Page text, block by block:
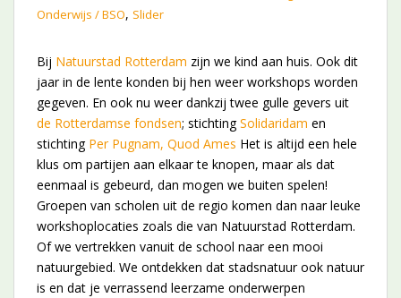
Onderwijs / BSO, Slider
Bij Natuurstad Rotterdam zijn we kind aan huis. Ook dit
jaar in de lente konden bij hen weer workshops worden
gegeven. En ook nu weer dankzij twee gulle gevers uit
de Rotterdamse fondsen; stichtingSolidaridam en
stichting Per Pugnam, Quod Ames Het is altijd een hele
klus om partijen aan elkaar te knopen, maar als dat
eenmaal is gebeurd, dan mogen we buiten spelen!
Groepen van scholen uit de regio komen dan naar leuke
workshoplocaties zoals die van Natuurstad Rotterdam.
Of we vertrekken vanuit de school naar een mooi
natuurgebied. We ontdekken dat stadsnatuur ook natuur
is en dat je verrassend leerzame onderwerpen